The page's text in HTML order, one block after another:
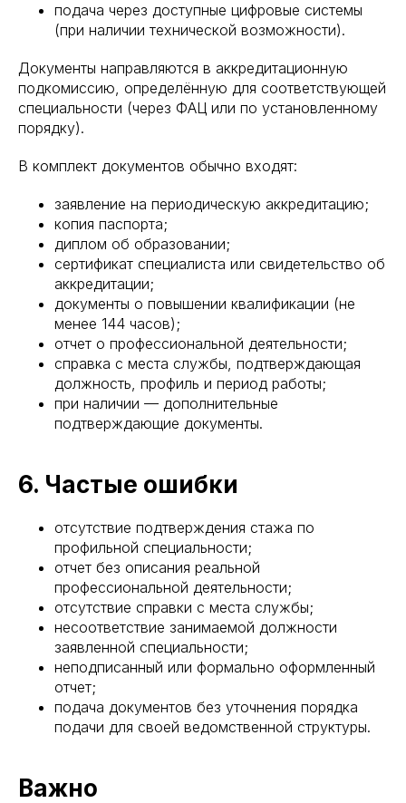
подача через доступные цифровые системы
(при наличии технической возможности).
Документы направляются в аккредитационную
подкомиссию, определённую для соответствующей
специальности (через ФАЦ или по установленному
порядку).
В комплект документов обычно входят:
заявление на периодическую аккредитацию;
копия паспорта;
диплом об образовании;
сертификат специалиста или свидетельство об
аккредитации;
документы о повышении квалификации (не
менее 144 часов);
отчет о профессиональной деятельности;
справка с места службы, подтверждающая
должность, профиль и период работы;
при наличии — дополнительные
подтверждающие документы.
6. Частые ошибки
отсутствие подтверждения стажа по
профильной специальности;
отчет без описания реальной
профессиональной деятельности;
отсутствие справки с места службы;
несоответствие занимаемой должности
заявленной специальности;
неподписанный или формально оформленный
отчет;
подача документов без уточнения порядка
подачи для своей ведомственной структуры.
Важно